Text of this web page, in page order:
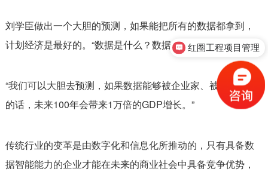
刘学臣做出一个大胆的预测，如果能把所有的数据都拿到，
计划经济是最好的。“数据是什么？数据是上帝的脑袋。”
“我们可以大胆去预测，如果数据能够被企业家、被政府重视
的话，未来100年会带来1万倍的GDP增长。”
传统行业的变革是由数字化和信息化所推动的，只有具备数
据智能能力的企业才能在未来的商业社会中具备竞争优势，
红圈工程项目管理
售前咨询